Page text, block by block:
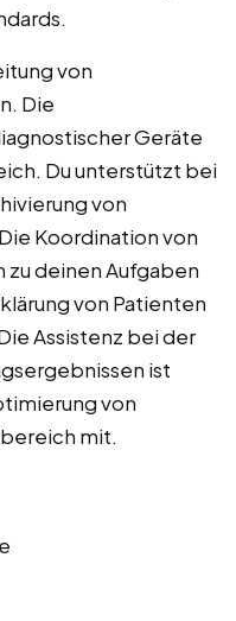
von
Die
Geräte
Du unterstützt bei
von
Koordination von
deinen Aufgaben
von Patienten
Assistenz bei der
ist
von
mit.